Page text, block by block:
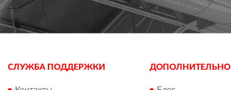
СЛУЖБА ПОДДЕРЖКИ ДОПОЛНИТЕЛЬНО